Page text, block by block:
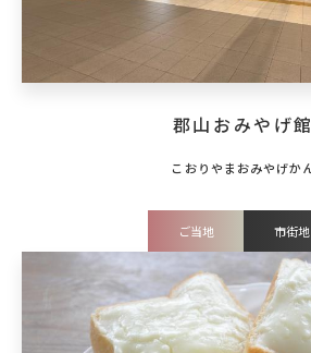
郡山おみやげ館
ご当地 市街地